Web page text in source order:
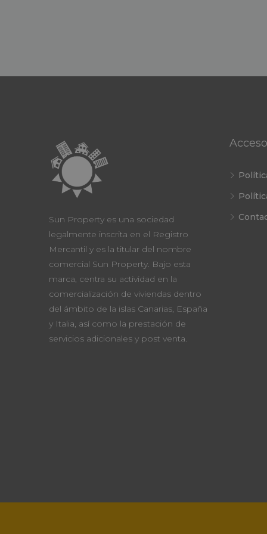
Sun Property es una sociedad
legalmente inscrita en el Registro
Mercantil y es la titular del nombre
comercial Sun Property. Bajo esta
marca, centra su actividad en la
comercialización de viviendas dentro
del ámbito de la islas Canarias, España
y Italia, así como la prestación de
servicios adicionales y post venta.